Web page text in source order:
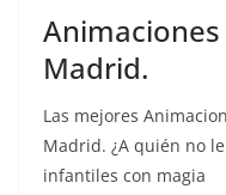
Madrid.
Las mejores
Madrid. ¿A quién no
infantiles con magia